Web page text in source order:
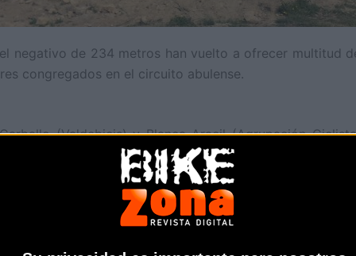
negativo de 234 metros han vuelto a ofrecer multitud
congregados en el circuito abulense.
(Valdebicis) y Blanca Aracil (Agrupación
manteniendo así su estatus de líderes de la
fue la sobresaliente actuación de la junior
Zoe
segundos a la mejor mujer en categoría élite, Telma
a Pedro Jorge Panizo; Edgar Peyra sería el primer